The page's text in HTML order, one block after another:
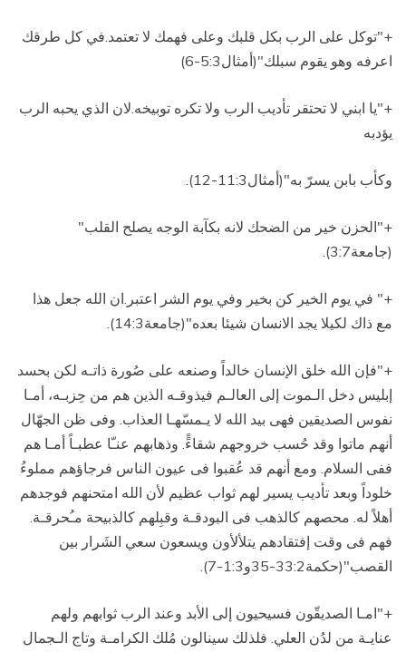
+"توكل على الرب بكل قلبك وعلى فهمك لا تعتمد.في كل طرقك
اعرفه وهو يقوم سبلك"(أمثال5:3-6)
+"يا ابني لا تحتقر تأديب الرب ولا تكره توبيخه.لان الذي يحبه الرب
يؤدبه
وكأب بابن يسرّ به"(أمثال11:3-12).
+"الحزن خير من الضحك لانه بكآبة الوجه يصلح القلب"
(جامعة3:7)
.
+" في يوم الخير كن بخير وفي يوم الشر اعتبر.ان الله جعل هذا
مع ذاك لكيلا يجد الانسان شيئا بعده"(جامعة14:3).
+"فإن الله خلق الإنسان خالداً وصنعه على صُورة ذاتـه لكن بحسد
إبليس دخل الـموت إلى العالـم فيذوقـه الذين هم من حِزبـه، أمـا
نفوس الصديقين فهى بيد الله لا يـمسّهـا العذاب. وفى ظن الجهّال
أنهم ماتوا وقد حُسب خروجهم شقاءًً. وذهابهم عنـّا عطبـاً أمـا هم
ففى السلام. ومع أنهم قد عُقبوا فى عيون الناس فرجاؤهم مملوءُ
خلوداً وبعد تأديب يسير لهم ثواب عظيم لأن الله امتحنهم فوجدهم
أهلاً له. محصهم كالذهب فى البودقـة وقبِلهم كالذبيحة مـُحرقـة.
فهم فى وقت إفتقادهم يتلألأون ويسعون سعي الشَرار بين
القصب"(حكمة33:2-35و1:3-7).
+"امـا الصديقّون فسيحيون إلى الأبد وعند الرب ثوابهم ولهم
عنايـة من لدُن العلي. فلذلك سينالون مُلك الكرامـة وتاج الـجمال